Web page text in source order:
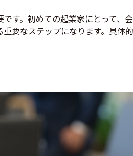
す。初めての起業家にとって、
要なステップになります。具体